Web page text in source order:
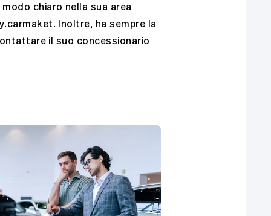
chiaro nella sua area
Inoltre, ha sempre la
il suo concessionario